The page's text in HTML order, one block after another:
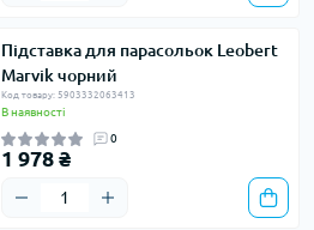
Підставка для парасольок Leobert
Marvik чорний
Код товару: 5903332063413
В наявності
0
1 978 ₴